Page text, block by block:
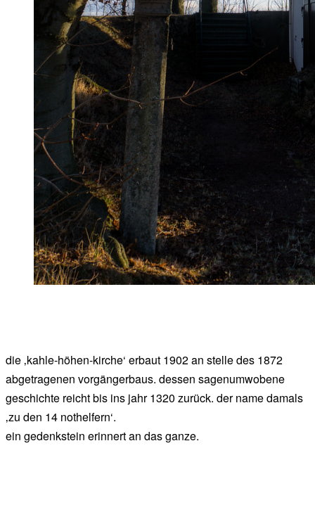
die ‚kahle-höhen-kirche‘ erbaut 1902 an stelle des 1872
abgetragenen vorgängerbaus. dessen sagenumwobene
geschichte reicht bis ins jahr 1320 zurück. der name damals
‚zu den 14 nothelfern‘.
ein gedenkstein erinnert an das ganze.